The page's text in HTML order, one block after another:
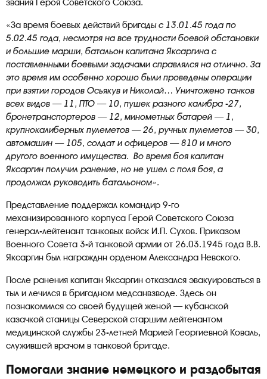
звания Героя Советского Союза.
«За время боевых действий бригады с 13.01.45 года по
5.02.45 года, несмотря на все трудности боевой обстановки
и большие марши, батальон капитана Яксаргина с
поставленными боевыми задачами справлялся на отлично. За
это время им особенно хорошо были проведены операции
при взятии городов Осьякув и Николай… Уничтожено танков
всех видов — 11, ПТО — 10, пушек разного калибра -27,
бронетранспортеров — 12, минометных батарей — 1,
крупнокалиберных пулеметов — 26, ручных пулеметов — 30,
автомашин — 105, солдат и офицеров — 810 и много
другого военного имущества. Во время боя капитан
Яксаргин получил ранение, но не ушел с поля боя, а
продолжал руководить батальоном».
Представление поддержал командир 9-го
механизированного корпуса Герой Советского Союза
генерал-лейтенант танковых войск И.П. Сухов. Приказом
Военного Совета 3-й танковой армии от 26.03.1945 года В.В.
Яксаргин был награжднн орденом Александра Невского.
После ранения капитан Яксаргин отказался эвакуироваться в
тыл и лечился в бригадном медсанвзводе. Здесь он
познакомился со своей будущей женой — кубанской
казачкой станицы Северской старшим лейтенантом
медицинской службы 23-летней Марией Георгиевной Коваль,
служившей врачом в танковой бригаде.
Помогали знание немецкого и раздобытая